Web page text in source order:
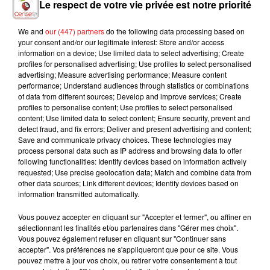
SHABOOZEY
A Bar Song (tipsy)
ANGELE
Dis-Le
ADEN FOYER
The Ballet Girl
L'HOROSCOPE
Bélier Taureau Gémeaux
Le respect de votre vie privée est notre priorité
We and our (447) partnersdo the following data processing based on
your consent and/or our legitimate interest: Store and/or access
information on a device; Use limited data to select advertising; Create
profiles for personalised advertising; Use profiles to select personalised
advertising; Measure advertising performance; Measure content
performance; Understand audiences through statistics or combinations
of data from different sources; Develop and improve services; Create
profiles to personalise content; Use profiles to select personalised
content; Use limited data to select content; Ensure security, prevent and
detect fraud, and fix errors; Deliver and present advertising and content;
Save and communicate privacy choices. These technologies may
process personal data such as IP address and browsing data to offer
following functionalities: Identify devices based on information actively
requested; Use precise geolocation data; Match and combine data from
other data sources; Link different devices; Identify devices based on
information transmitted automatically.
Vous pouvez accepter en cliquant sur "Accepter et fermer", ou affiner en
sélectionnant les finalités et/ou partenaires dans "Gérer mes choix".
Vous pouvez également refuser en cliquant sur "Continuer sans
accepter". Vos préférences ne s'appliqueront que pour ce site. Vous
pouvez mettre à jour vos choix, ou retirer votre consentement à tout